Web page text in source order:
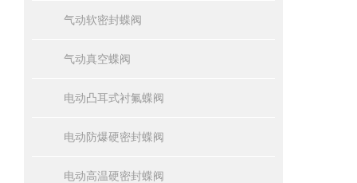
气动软密封蝶阀
气动真空蝶阀
电动凸耳式衬氟蝶阀
电动防爆硬密封蝶阀
电动高温硬密封蝶阀